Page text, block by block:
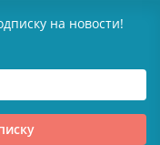
на новости!